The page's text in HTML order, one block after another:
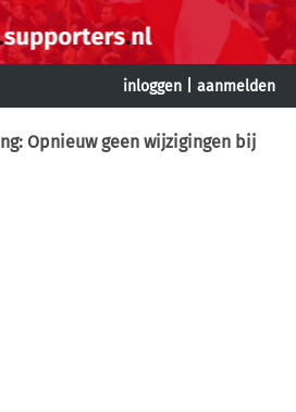
inloggen aanmelden
Opnieuw geen wijzigingen bij